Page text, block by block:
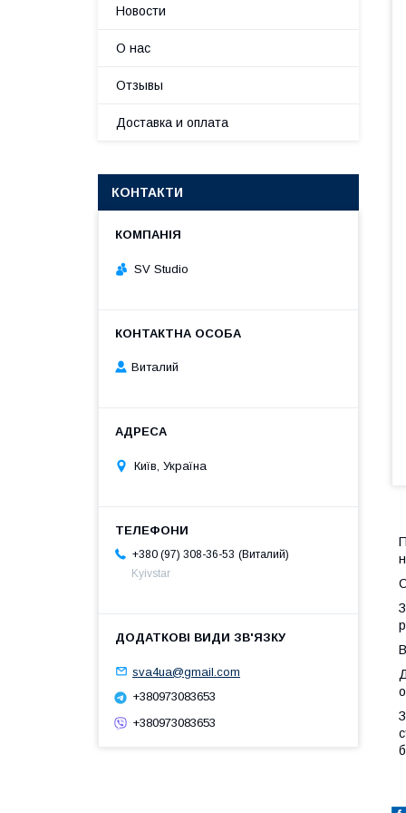
Новости
О нас
Отзывы
Доставка и оплата
КОНТАКТИ
SV Studio
Виталий
Київ, Україна
+380 (97) 308-36-53
Виталий
Kyivstar
sva4ua@gmail.com
+380973083653
+380973083653